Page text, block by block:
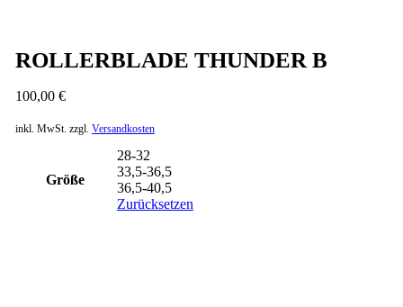
ROLLERBLADE THUNDER B
100,00 €
inkl. MwSt. zzgl. Versandkosten
Größe
28-32
33,5-36,5
36,5-40,5
Zurücksetzen